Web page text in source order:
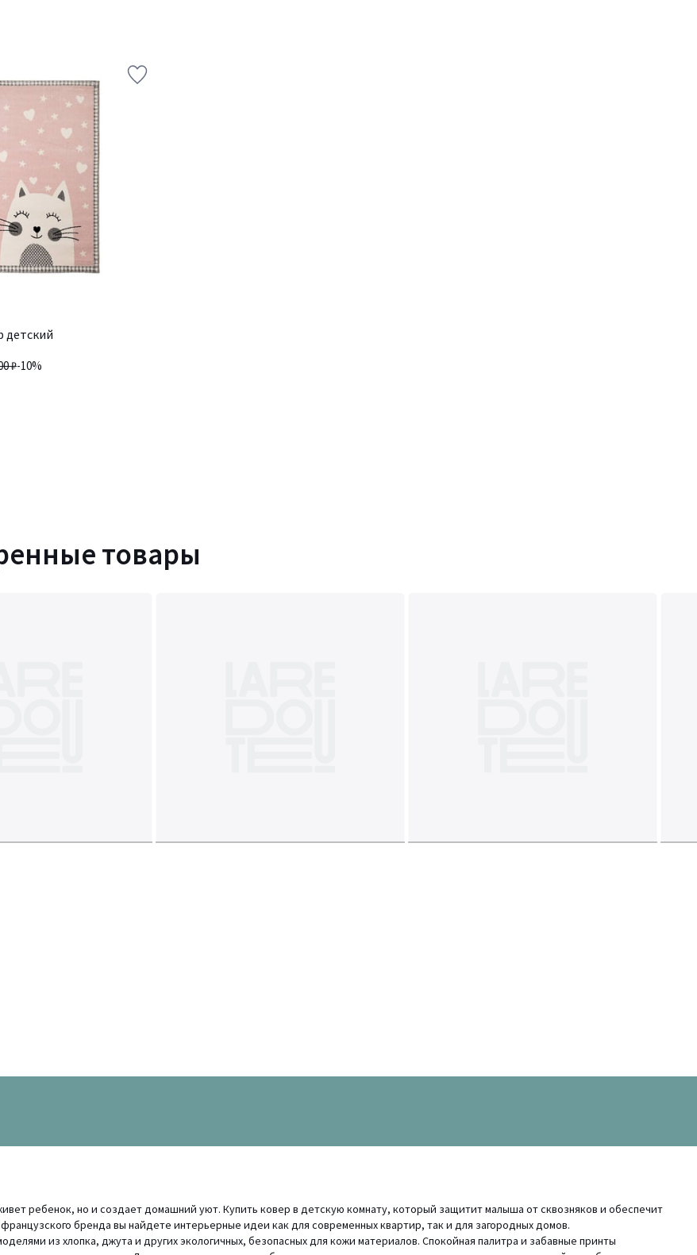
детский
₽-10%
товары
ребенок, но и создает домашний уют. Купить ковер в детскую комнату, который защитит малыша от сквозняков и обеспечит
бренда вы найдете интерьерные идеи как для современных квартир, так и для загородных домов.
из хлопка, джута и других экологичных, безопасных для кожи материалов. Спокойная палитра и забавные принты